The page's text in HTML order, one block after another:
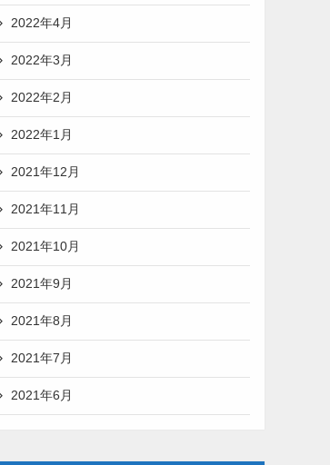
2022年4月
2022年3月
2022年2月
2022年1月
2021年12月
2021年11月
2021年10月
2021年9月
2021年8月
2021年7月
2021年6月